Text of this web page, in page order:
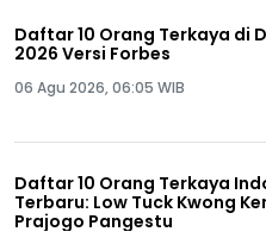
Daftar 10 Orang Terkaya di
2026 Versi Forbes
06 Agu 2026, 06:05 WIB
Daftar 10 Orang Terkaya
Terbaru: Low Tuck Kwong
Prajogo Pangestu